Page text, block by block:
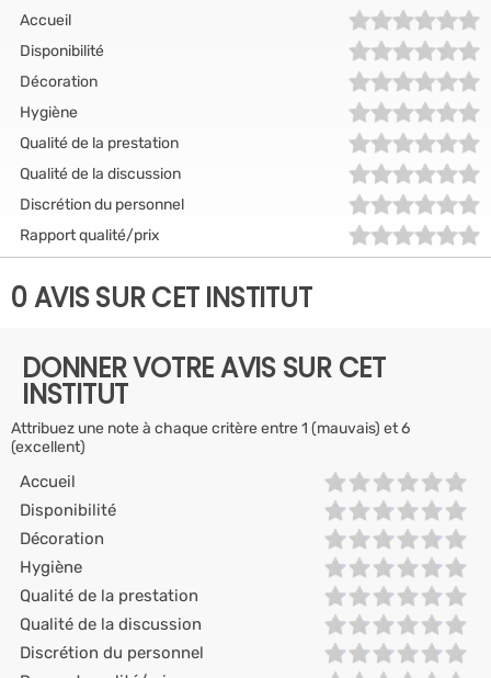
Accueil
Disponibilité
Décoration
Hygiène
Qualité de la prestation
Qualité de la discussion
Discrétion du personnel
Rapport qualité/prix
0 AVIS SUR CET INSTITUT
DONNER VOTRE AVIS SUR CET
INSTITUT
Attribuez une note à chaque critère entre 1 (mauvais) et 6
(excellent)
Accueil
Disponibilité
Décoration
Hygiène
Qualité de la prestation
Qualité de la discussion
Discrétion du personnel